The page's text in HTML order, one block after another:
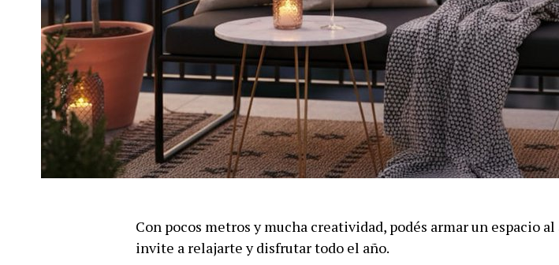
Con pocos metros y mucha creatividad, podés armar un espacio
invite a relajarte y disfrutar todo el año.